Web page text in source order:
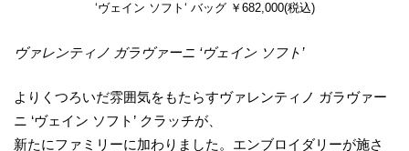
‘ヴェイン ソフト‘ バッグ ￥682,000(税込)
ヴァレンティノ ガラヴァーニ ‘ヴェイン ソフト’
よりくつろいだ雰囲気をもたらすヴァレンティノ ガラヴァー
ニ ‘ヴェイン ソフト’ クラッチが、
新たにファミリーに加わりました。エンブロイダリーが施さ